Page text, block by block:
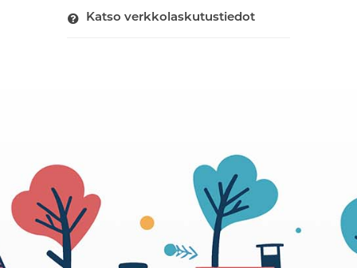
Katso verkkolaskutustiedot